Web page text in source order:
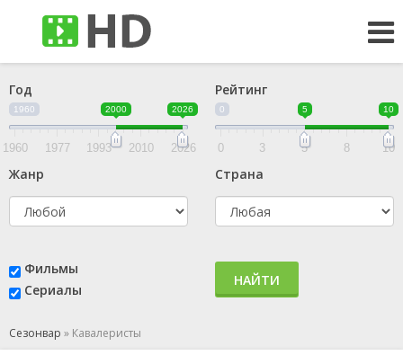
Год
1960 2000 2026
1960 1977 1993 2010 2026
Рейтинг
0 5 10
0 3 5 8 10
Жанр Страна
Фильмы
Сериалы
НАЙТИ
Сезонвар » Кавалеристы